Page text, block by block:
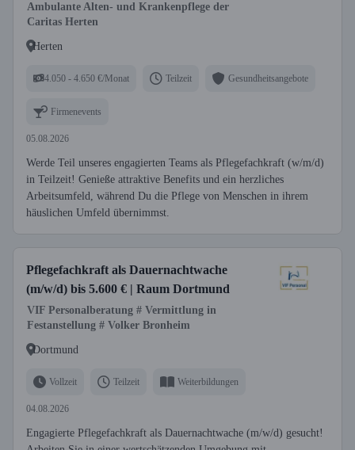
Ambulante Alten- und Krankenpflege der
Caritas Herten
Herten
4.050 - 4.650 €/Monat Teilzeit Gesundheitsangebote
Firmenevents
05.08.2026
Werde Teil unseres engagierten Teams als Pflegefachkraft (w/m/d)
in Teilzeit! Genieße attraktive Benefits und ein herzliches
Arbeitsumfeld, während Du die Pflege von Menschen in ihrem
häuslichen Umfeld übernimmst.
Pflegefachkraft als Dauernachtwache
(m/w/d) bis 5.600 € | Raum Dortmund
VIF Personalberatung # Vermittlung in
Festanstellung # Volker Bronheim
Dortmund
Vollzeit Teilzeit Weiterbildungen
04.08.2026
Engagierte Pflegefachkraft als Dauernachtwache (m/w/d) gesucht!